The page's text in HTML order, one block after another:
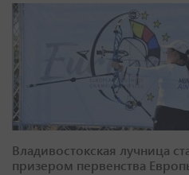
Владивостокская лучница
призером первенства